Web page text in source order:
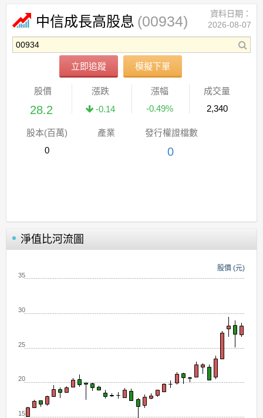
中信成長高股息 (00934)
立即追蹤 模擬下單
資料日期：
2026-08-07
股價
28.2
漲跌
-0.14
漲幅
-0.49%
成交量
2,340
股本(百萬)
0
產業 發行權證檔數
0
淨值比河流圖
股價 (元)
15
20
25
30
35